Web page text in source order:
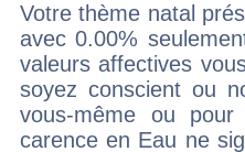
Votre thème natal
avec 0.00%
valeurs affectives
soyez conscient ou
vous-même ou
carence en Eau ne